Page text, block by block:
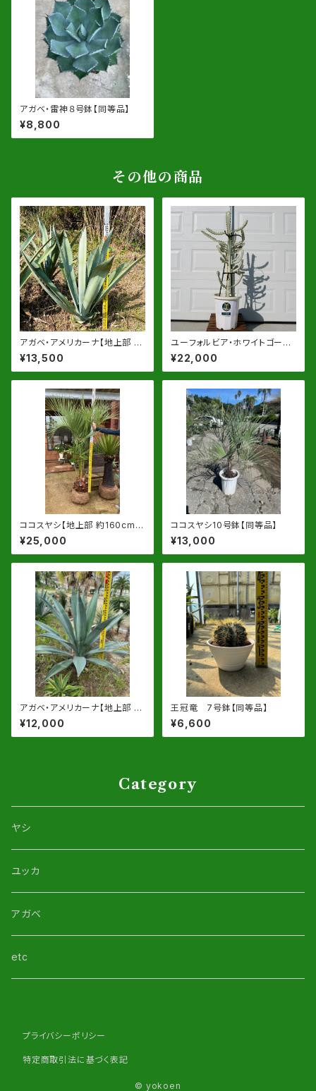
アガベ・雷神８号鉢【同等品】
¥8,800
その他の商品
アガベ・アメリカーナ【地上部 約
100cm】 根巻発送
¥13,500
ユーフォルビア・ホワイトゴース
ト 10号鉢【同等品】
¥22,000
ココスヤシ【地上部 約160cm】
根巻発送
¥25,000
ココスヤシ10号鉢【同等品】
¥13,000
アガベ・アメリカーナ【地上部 約
80-90cm】13号鉢or根巻物
¥12,000
王冠竜 7号鉢【同等品】
¥6,600
Category
ヤシ
ユッカ
アガベ
etc
プライバシーポリシー
特定商取引法に基づく表記
© yokoen